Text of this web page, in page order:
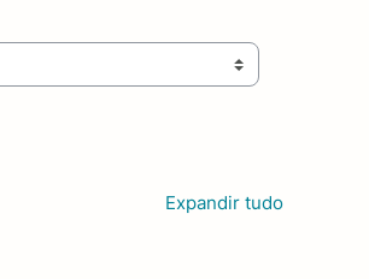
Expandir tudo